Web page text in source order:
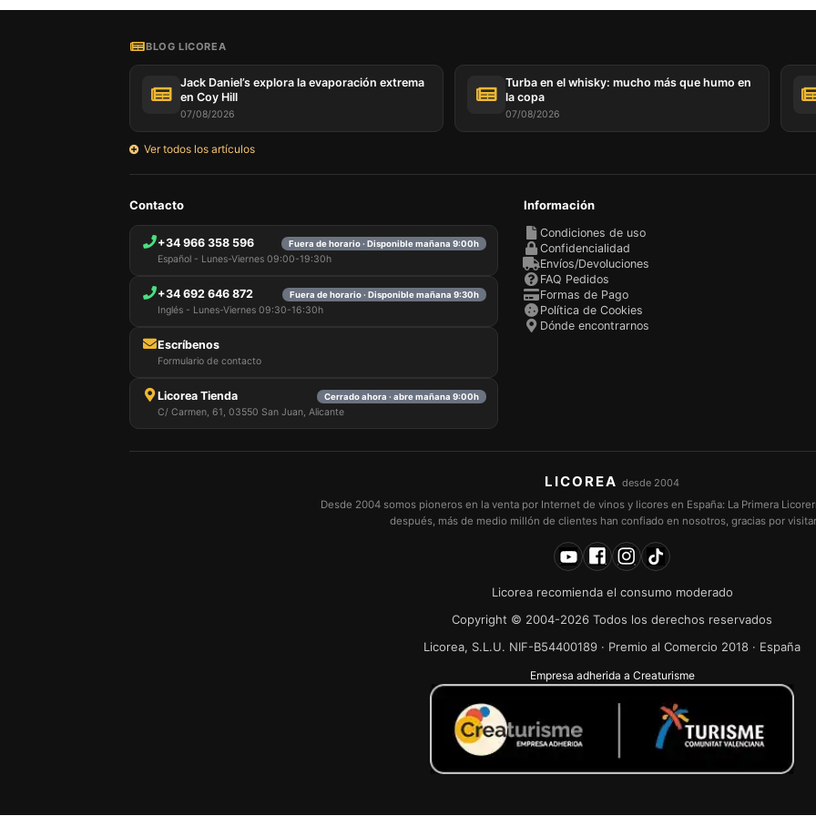
BLOG LICOREA
Jack Daniel’s explora la evaporación extrema
en Coy Hill
07/08/2026
Turba en el whisky: mucho más que humo en
la copa
07/08/2026
Ver todos los artículos
Contacto
+34 966 358 596 Fuera de horario · Disponible mañana 9:00h
Español - Lunes-Viernes 09:00-19:30h
+34 692 646 872 Fuera de horario · Disponible mañana 9:30h
Inglés - Lunes-Viernes 09:30-16:30h
Escríbenos
Formulario de contacto
Licorea Tienda Cerrado ahora · abre mañana 9:00h
C/ Carmen, 61, 03550 San Juan, Alicante
Información
Condiciones de uso
Confidencialidad
Envíos/Devoluciones
FAQ Pedidos
Formas de Pago
Política de Cookies
Dónde encontrarnos
LICOREA desde 2004
Desde 2004 somos pioneros en la venta por Internet de vinos y licores en España: La Primera
después, más de medio millón de clientes han confiado en nosotros, gracias por
Licorea recomienda el consumo moderado
Copyright © 2004-2026 Todos los derechos reservados
Licorea, S.L.U. NIF-B54400189 · Premio al Comercio 2018 · España
Empresa adherida a Creaturisme